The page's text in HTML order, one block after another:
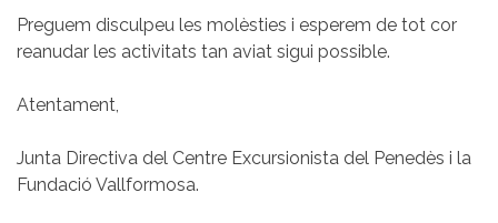
Preguem disculpeu les molèsties i esperem de tot cor
reanudar les activitats tan aviat sigui possible.
Atentament,
Junta Directiva del Centre Excursionista del Penedès i la
Fundació Vallformosa.